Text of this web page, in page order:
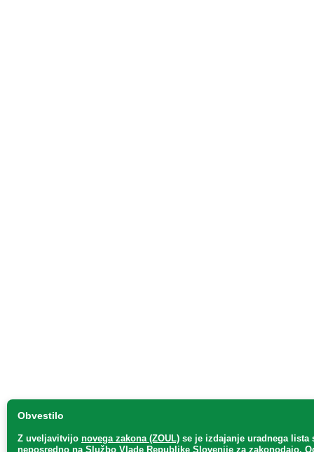
Obvestilo
Z uveljavitvijo novega zakona (ZOUL) se je izdajanje uradnega lista
neposredno na Službo Vlade Republike Slovenije za zakonodajo.